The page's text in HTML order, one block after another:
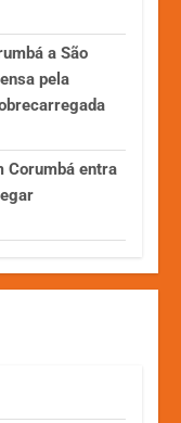
a São
pela
Corumbá entra